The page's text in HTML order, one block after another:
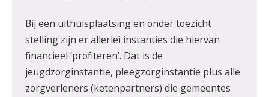
Bij een uithuisplaatsing en onder toezicht
stelling zijn er allerlei instanties die hiervan
financieel ‘profiteren’. Dat is de
jeugdzorginstantie, pleegzorginstantie plus alle
zorgverleners (ketenpartners) die gemeentes